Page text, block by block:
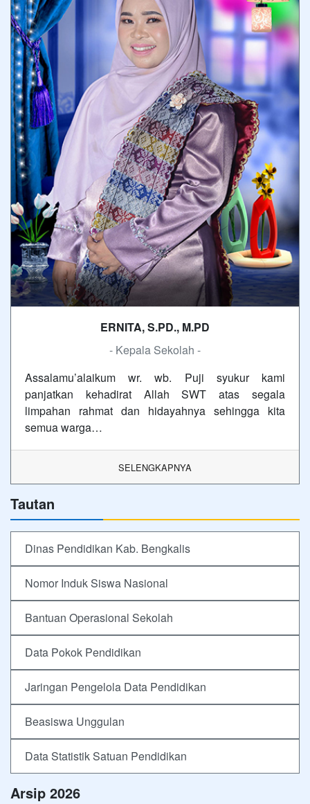
ERNITA, S.PD., M.PD
- Kepala Sekolah -
Assalamu’alaikum wr. wb. Puji syukur kami
panjatkan kehadirat Allah SWT atas segala
limpahan rahmat dan hidayahnya sehingga kita
semua warga…
SELENGKAPNYA
Tautan
Dinas Pendidikan Kab. Bengkalis
Nomor Induk Siswa Nasional
Bantuan Operasional Sekolah
Data Pokok Pendidikan
Jaringan Pengelola Data Pendidikan
Beasiswa Unggulan
Data Statistik Satuan Pendidikan
Arsip 2026